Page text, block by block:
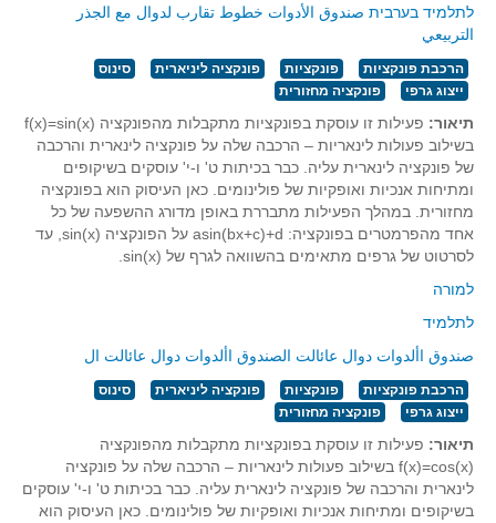
סדרות
בעיות מילוליות
עולם המספרים
סטטיסטיקה והסתברות
הסתברות
פונקציות וחדו"א
חוקיות והפונקציה
פונקציה רציונאלית
פונקציה מעריכית ולוגריתמית
בעיות קיצון
נגזרות ואינטגרלים
לתלמיד בערבית صندوق الأدوات خطوط تقارب لدوال مع الجذر
التربيعي
הרכבת פונקציות פונקציות פונקציה ליניארית
סינוס
ייצוג גרפי
פונקציה מחזורית
תיאור:
פעילות זו עוסקת בפונקציות מתקבלות מהפונקציה f(x)=sin(x)
בשילוב פעולות לינאריות – הרכבה שלה על פונקציה לינארית והרכבה
של פונקציה לינארית עליה. כבר בכיתות ט' ו-י' עוסקים בשיקופים
ומתיחות אנכיות ואופקיות של פולינומים. כאן העיסוק הוא בפונקציה
מחזורית. במהלך הפעילות מתבררת באופן מדורג ההשפעה של כל
אחד מהפרמטרים בפונקציה: asin(bx+c)+d על הפונקציה sin(x), עד
לסרטוט של גרפים מתאימים בהשוואה לגרף של sin(x).
למורה
לתלמיד
صندوق األدوات دوال عائالت الصندوق األدوات دوال عائالت ال
הרכבת פונקציות פונקציות פונקציה ליניארית
סינוס
ייצוג גרפי
פונקציה מחזורית
תיאור: פעילות זו עוסקת בפונקציות מתקבלות מהפונקציה
f(x)=cos(x) בשילוב פעולות לינאריות – הרכבה שלה על פונקציה
לינארית והרכבה של פונקציה לינארית עליה. כבר בכיתות ט' ו-י' עוסקים
בשיקופים ומתיחות אנכיות ואופקיות של פולינומים. כאן העיסוק הוא